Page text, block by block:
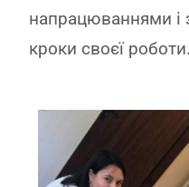
напрацюваннями і
кроки своєї роботи.